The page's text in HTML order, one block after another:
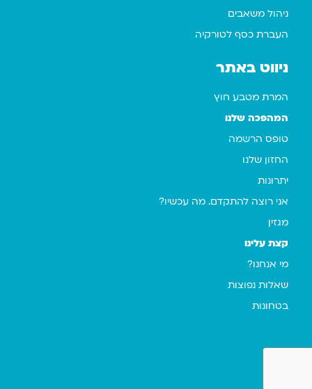
ניהול משאבים
העברת כסף לטורקיה
ניווט באתר
המרת מטבע חוץ
המהפכה שלנו
טופס הרשמה
החזון שלנו
יתרונות
אני רוצה להתקדם. מה עכשיו?
מגזין
קצת עלינו
מי אנחנו?
שאלות נפוצות
בטחונות